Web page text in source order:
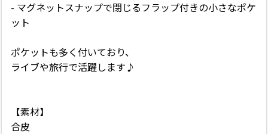
- マグネットスナップで閉じるフラップ付きの小さなポケ
ット
ポケットも多く付いており、
ライブや旅行で活躍します♪
【素材】
合皮